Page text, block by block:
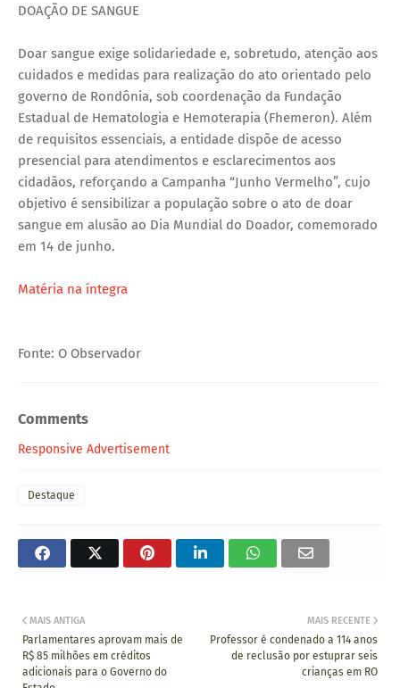
DOAÇÃO DE SANGUE
Doar sangue exige solidariedade e, sobretudo, atenção aos
cuidados e medidas para realização do ato orientado pelo
governo de Rondônia, sob coordenação da Fundação
Estadual de Hematologia e Hemoterapia (Fhemeron). Além
de requisitos essenciais, a entidade dispõe de acesso
presencial para atendimentos e esclarecimentos aos
cidadãos, reforçando a Campanha “Junho Vermelho”, cujo
objetivo é sensibilizar a população sobre o ato de doar
sangue em alusão ao Dia Mundial do Doador, comemorado
em 14 de junho.
Matéria na íntegra
Fonte: O Observador
Comments
Responsive Advertisement
Destaque
MAIS RECENTE
Professor é condenado a 114 anos
de reclusão por estuprar seis
crianças em RO
MAIS ANTIGA
Parlamentares aprovam mais de
R$ 85 milhões em créditos
adicionais para o Governo do